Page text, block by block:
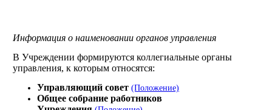
Информация о наименовании органов управления
В Учреждении формируются коллегиальные органы
управления, к которым относятся:
Управляющий совет (Положение)
Общее собрание работников